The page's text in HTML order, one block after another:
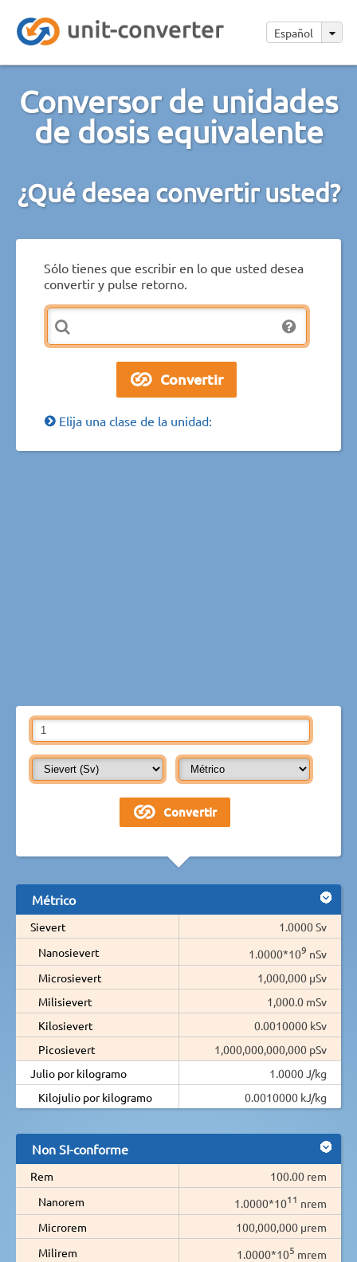
Español
Conversor de unidades
de dosis equivalente
¿Qué desea convertir usted?
Sólo tienes que escribir en lo que usted desea
convertir y pulse retorno.
Elija una clase de la unidad:
Métrico
Sievert
1.0000 Sv
Nanosievert
1.0000*109 nSv
Microsievert
1,000,000 µSv
Milisievert
1,000.0 mSv
Kilosievert
0.0010000 kSv
Picosievert
1,000,000,000,000 pSv
Julio por kilogramo
1.0000 J/kg
Kilojulio por kilogramo
0.0010000 kJ/kg
Non SI-conforme
Rem
100.00 rem
Nanorem
1.0000*1011 nrem
Microrem
100,000,000 µrem
Milirem
1.0000*105 mrem